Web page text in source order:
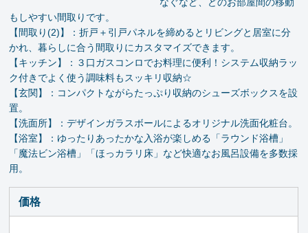
もしやすい間取りです。
【間取り(2)】：折戸＋引戸パネルを締めるとリビングと居室に分
かれ、暮らしに合う間取りにカスタマイズできます。
【キッチン】：３口ガスコンロでお料理に便利！システム収納ラッ
ク付きでよく使う調味料もスッキリ収納☆
【玄関】：コンパクトながらたっぷり収納のシューズボックスを設
置。
【洗面所】：デザインガラスボールによるオリジナル洗面化粧台。
【浴室】：ゆったりあったかな入浴が楽しめる「ラウンド浴槽」
「魔法ビン浴槽」「ほっカラリ床」など快適なお風呂設備を多数採
用。
価格